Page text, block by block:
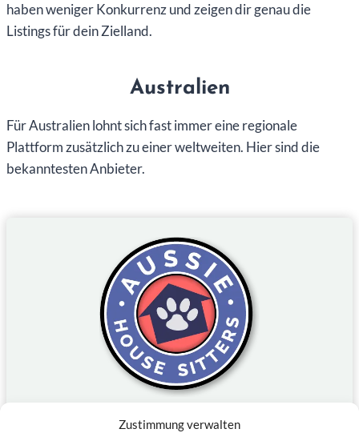
Zustimmung verwalten
haben weniger Konkurrenz und zeigen dir genau die
Listings für dein Zielland.
Australien
Für Australien lohnt sich fast immer eine regionale
Plattform zusätzlich zu einer weltweiten. Hier sind die
bekanntesten Anbieter.
Aussie House Sitters